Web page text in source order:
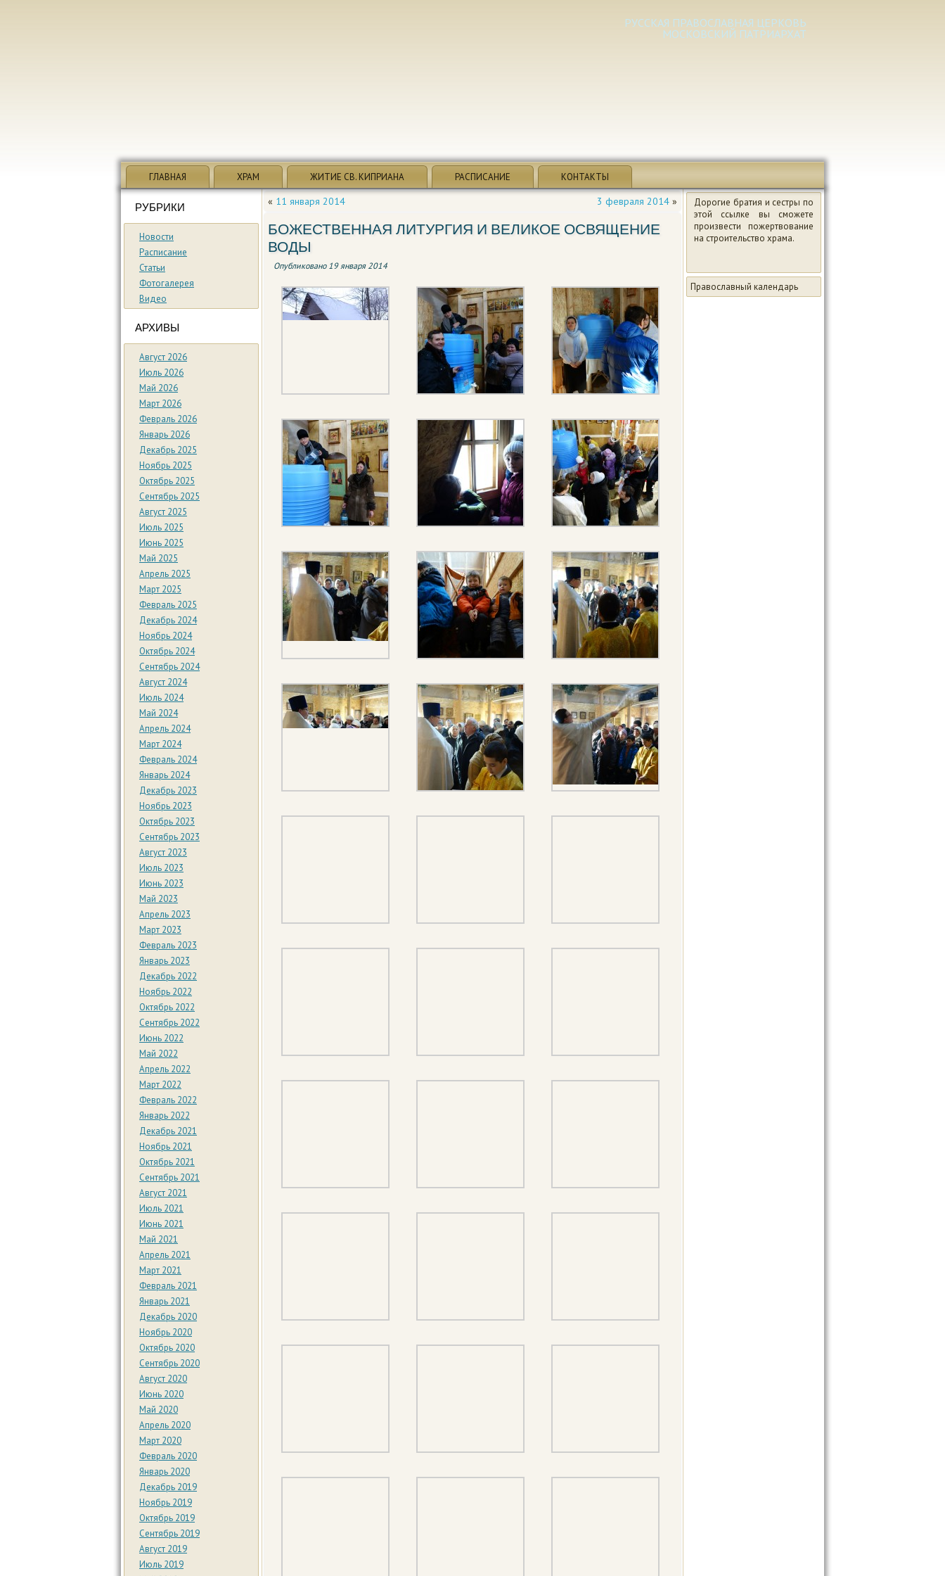
РУССКАЯ ПРАВОСЛАВНАЯ ЦЕРКОВЬ
МОСКОВСКИЙ ПАТРИАРХАТ
ГЛАВНАЯ ХРАМ ЖИТИЕ СВ. КИПРИАНА РАСПИСАНИЕ КОНТАКТЫ
РУБРИКИ
Новости
Расписание
Статьи
Фотогалерея
Видео
АРХИВЫ
Август 2026
Июль 2026
Май 2026
Март 2026
Февраль 2026
Январь 2026
Декабрь 2025
Ноябрь 2025
Октябрь 2025
Сентябрь 2025
Август 2025
Июль 2025
Июнь 2025
Май 2025
Апрель 2025
Март 2025
Февраль 2025
Декабрь 2024
Ноябрь 2024
Октябрь 2024
Сентябрь 2024
Август 2024
Июль 2024
Май 2024
Апрель 2024
Март 2024
Февраль 2024
Январь 2024
Декабрь 2023
Ноябрь 2023
Октябрь 2023
Сентябрь 2023
Август 2023
Июль 2023
Июнь 2023
Май 2023
Апрель 2023
Март 2023
Февраль 2023
Январь 2023
Декабрь 2022
Ноябрь 2022
Октябрь 2022
Сентябрь 2022
Июнь 2022
Май 2022
Апрель 2022
Март 2022
Февраль 2022
Январь 2022
Декабрь 2021
Ноябрь 2021
Октябрь 2021
Сентябрь 2021
Август 2021
Июль 2021
Июнь 2021
Май 2021
Апрель 2021
Март 2021
Февраль 2021
Январь 2021
Декабрь 2020
Ноябрь 2020
Октябрь 2020
Сентябрь 2020
Август 2020
Июнь 2020
Май 2020
Апрель 2020
Март 2020
Февраль 2020
Январь 2020
Декабрь 2019
Ноябрь 2019
Октябрь 2019
Сентябрь 2019
Август 2019
Июль 2019
« 11 января 2014 3 февраля 2014 »
БОЖЕСТВЕННАЯ ЛИТУРГИЯ И ВЕЛИКОЕ ОСВЯЩЕНИЕ
ВОДЫ
Опубликовано 19 января 2014
Дорогие братия и сестры по
этой ссылке вы сможете
произвести пожертвование
на строительство храма.
Православный календарь